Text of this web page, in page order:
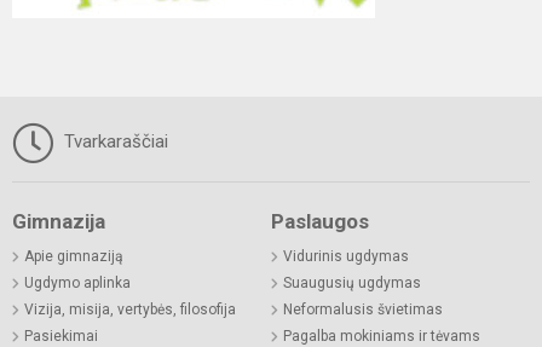
Tvarkaraščiai
Gimnazija
Apie gimnaziją
Ugdymo aplinka
Vizija, misija, vertybės, filosofija
Pasiekimai
Paslaugos
Vidurinis ugdymas
Suaugusių ugdymas
Neformalusis švietimas
Pagalba mokiniams ir tėvams